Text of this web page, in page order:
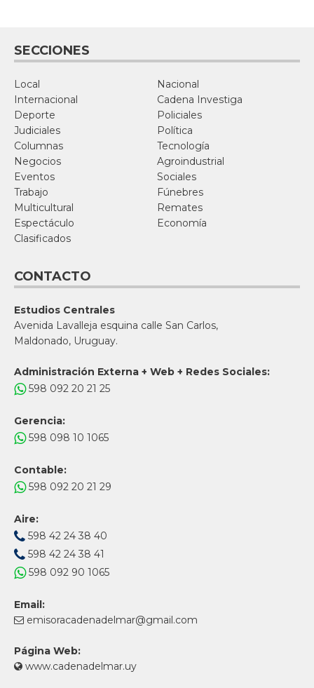
SECCIONES
Local
Nacional
Internacional
Cadena Investiga
Deporte
Policiales
Judiciales
Política
Columnas
Tecnología
Negocios
Agroindustrial
Eventos
Sociales
Trabajo
Fúnebres
Multicultural
Remates
Espectáculo
Economía
Clasificados
CONTACTO
Estudios Centrales
Avenida Lavalleja esquina calle San Carlos,
Maldonado, Uruguay.
Administración Externa + Web + Redes Sociales:
598 092 20 21 25
Gerencia:
598 098 10 1065
Contable:
598 092 20 21 29
Aire:
598 42 24 38 40
598 42 24 38 41
598 092 90 1065
Email:
emisoracadenadelmar@gmail.com
Página Web:
www.cadenadelmar.uy